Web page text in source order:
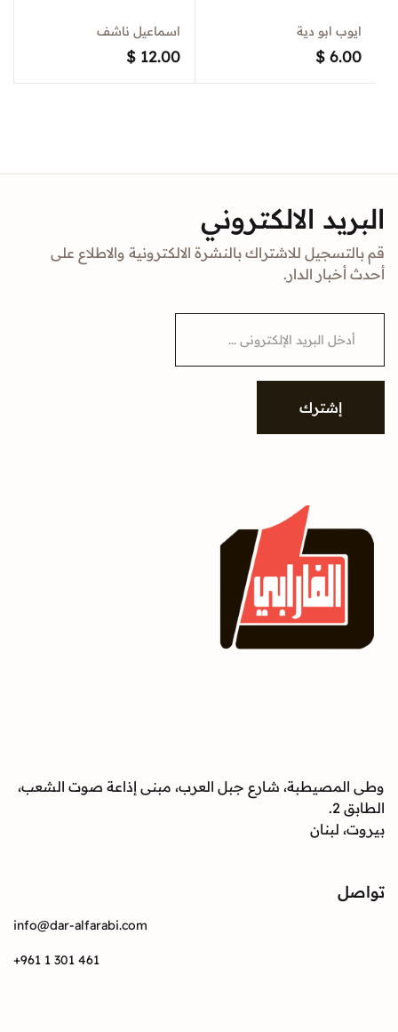
اسماعيل ناشف
$ 12.00
ايوب ابو دية
$ 6.00
البريد الالكتروني
قم بالتسجيل للاشتراك بالنشرة الالكترونية والاطلاع على
أحدث أخبار الدار.
i
إشترك
وطى المصيطبة، شارع جبل العرب، مبنى إذاعة صوت الشعب،
الطابق 2.
بيروت، لبنان
تواصل
info@dar-alfarabi.com
+961 1 301 461